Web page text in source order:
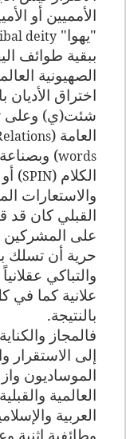
الأمميين أو
"يهوا" deity
ببقية طوائف
الصهيونية
اختراق الأديان
شئت(ي) وعلى
العامة (
words
)
الكلام (SPIN
)
والاستعارات
القبلي كان قد
على المشركين
حرية أن تسلك
والتباكي
علانية كما في
بالنتيجة.
فالمجاز
إلى الاستقرار
الموساديون
العالمية
العربية
وطائفية إثنية